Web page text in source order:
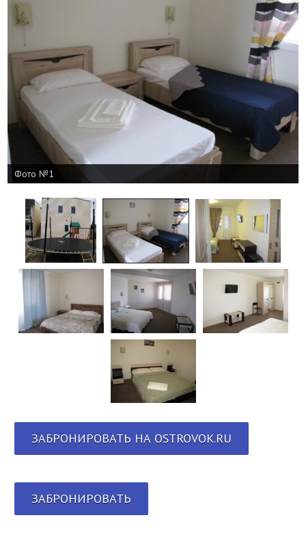
Фото №1
ЗАБРОНИРОВАТЬ НА OSTROVOK.RU
ЗАБРОНИРОВАТЬ